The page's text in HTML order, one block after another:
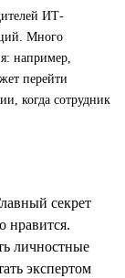
ИТ-
Много
например,
перейти
когда сотрудник
секрет
нравится.
личностные
экспертом